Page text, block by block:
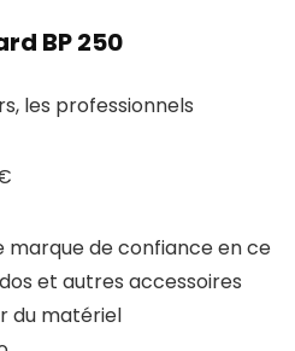
BP 250
les professionnels
marque de confiance en ce
et autres accessoires
du matériel